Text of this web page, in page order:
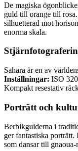
De magiska
guld till orange till rosa.
silhuetterad mot
enorma skala.
Sahara är en av
Inställningar: ISO
Kompakt resestativ
Porträtt och
Berbikguiderna i
ger fantastiska
som dansar till